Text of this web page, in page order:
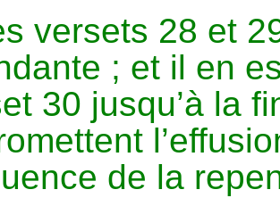
versets 28 et
; et il en
30 jusqu’à la
de la